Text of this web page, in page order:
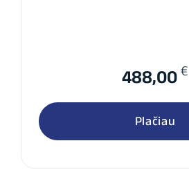
488,00 €
Plačiau